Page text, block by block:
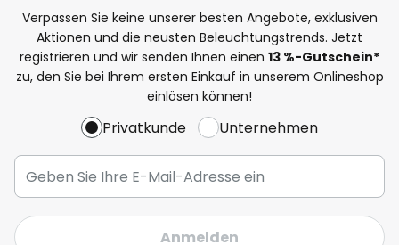
Verpassen Sie keine unserer besten Angebote, exklusiven
Aktionen und die neusten Beleuchtungstrends. Jetzt
registrieren und wir senden Ihnen einen 13 %-Gutschein*
zu, den Sie bei Ihrem ersten Einkauf in unserem Onlineshop
einlösen können!
Privatkunde Unternehmen
Anmelden